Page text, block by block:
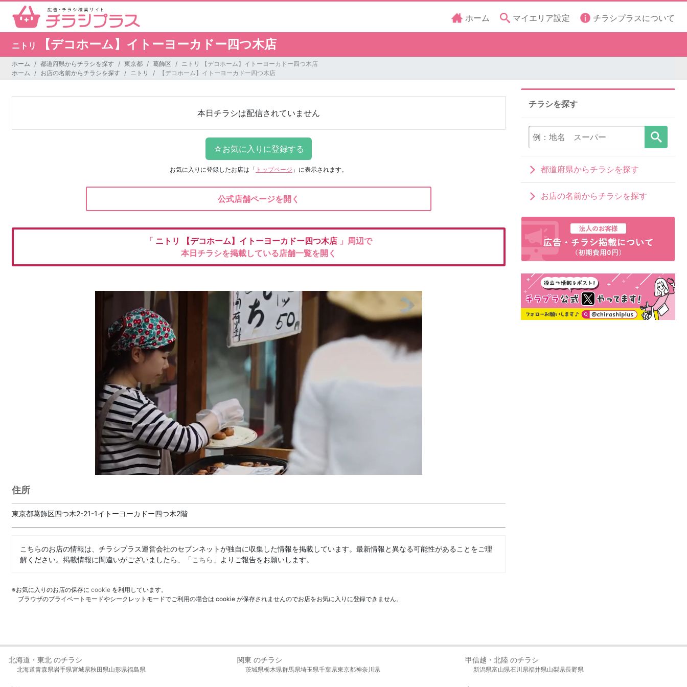
ホーム マイエリア設定 チラシプラスについて
ニトリ 【デコホーム】イトーヨーカドー四つ木店
ホーム 都道府県からチラシを探す 東京都 葛飾区
ニトリ 【デコホーム】イトーヨーカドー四つ木店
ホーム
お店の名前からチラシを探す ニトリ 【デコホーム】イトーヨーカドー四つ木店
本日チラシは配信されていません
お気に入りに登録したお店は 「 トップページ 」に表示されます。
公式店舗ページを開く
「 ニトリ 【デコホーム】イトーヨーカドー四つ木店 」周辺で
本日チラシを掲載している店舗一覧を開く
住所
東京都葛飾区四つ木2-21-1イトーヨーカドー四つ木2階
こちらのお店の情報は、チラシプラス運営会社のセブンネットが独自に収集した情報を掲載しています。最新情報と異なる可能性があることをご理
解ください。掲載情報に間違いがございましたら、「こちら 」よりご報告をお願いします。
※お気に入りのお店の保存に cookie を利用しています。
ブラウザのプライベートモードやシークレットモードでご利用の場合は cookie が保存されませんのでお店をお気に入りに登録できません。
チラシを探す
都道府県からチラシを探す
お店の名前からチラシを探す
北海道・東北 のチラシ
北海道青森県岩手県宮城県秋田県山形県福島県
関東 のチラシ
茨城県栃木県群馬県埼玉県千葉県東京都神奈川県
甲信越・北陸 のチラシ
新潟県富山県石川県福井県山梨県長野県